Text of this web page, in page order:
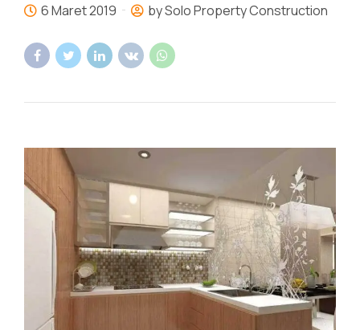
6 Maret 2019 by Solo Property Construction